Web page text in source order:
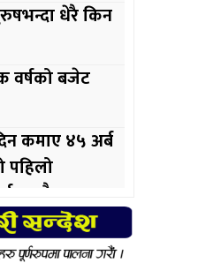
धेरै किन
वर्षको बजेट
कमाए ४५ अर्ब
पहिलो
बन्दै